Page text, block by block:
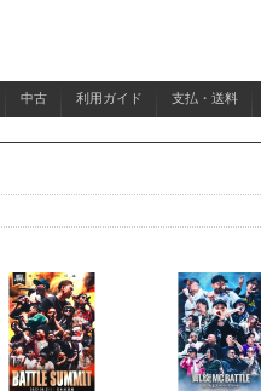
中古 利用ガイド 支払・送料